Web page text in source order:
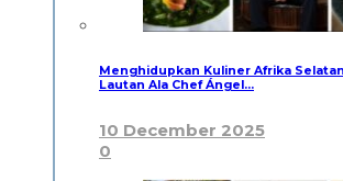
Menghidupkan Kuliner Afrika
Lautan Ala Chef Ángel…
10 December 2025
0